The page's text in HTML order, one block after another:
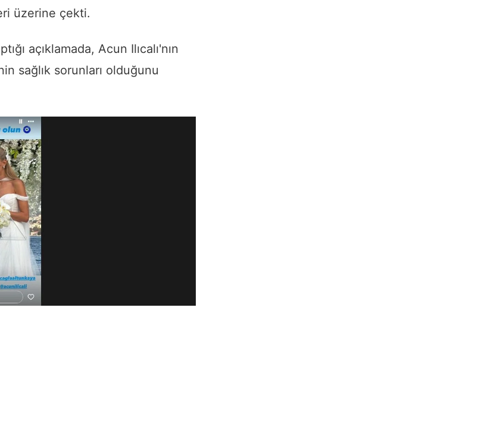
üzerine çekti.
açıklamada, Acun Ilıcalı'nın
sağlık sorunları olduğunu